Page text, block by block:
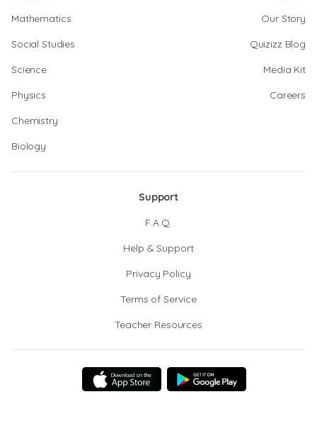
Mathematics
Social Studies
Science
Physics
Chemistry
Biology
Our Story
Quizizz Blog
Media Kit
Careers
Support
F.A.Q.
Help & Support
Privacy Policy
Terms of Service
Teacher Resources